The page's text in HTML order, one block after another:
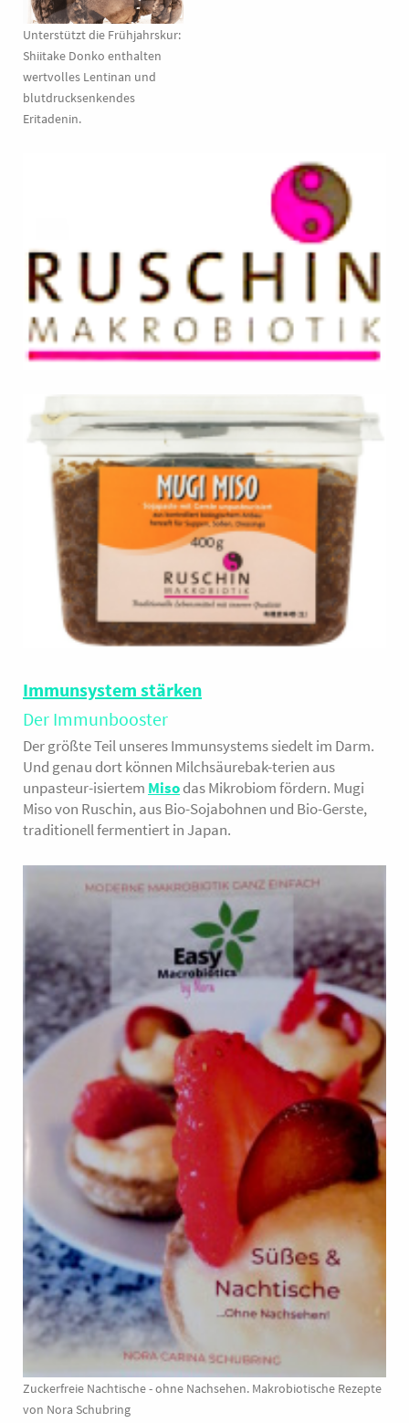
Unterstützt die Frühjahrskur:
Shiitake Donko enthalten
wertvolles Lentinan und
blutdrucksenkendes
Eritadenin.
Immunsystem stärken
Der Immunbooster
Der größte Teil unseres Immunsystems siedelt im Darm.
Und genau dort können Milchsäurebak-terien aus
unpasteur-isiertem Misodas Mikrobiom fördern. Mugi
Miso von Ruschin, aus Bio-Sojabohnen und Bio-Gerste,
traditionell fermentiert in Japan.
Zuckerfreie Nachtische - ohne Nachsehen. Makrobiotische Rezepte
von Nora Schubring